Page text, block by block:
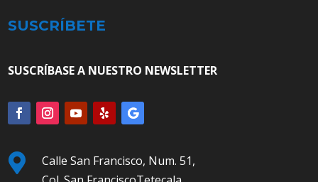
SUSCRÍBETE
SUSCRÍBASE A NUESTRO NEWSLETTER

Calle San Francisco, Num. 51,